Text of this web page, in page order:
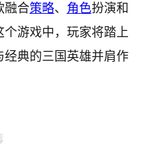
融合策略、 角色扮演和
游戏中，玩家将踏上
典的三国英雄并肩作